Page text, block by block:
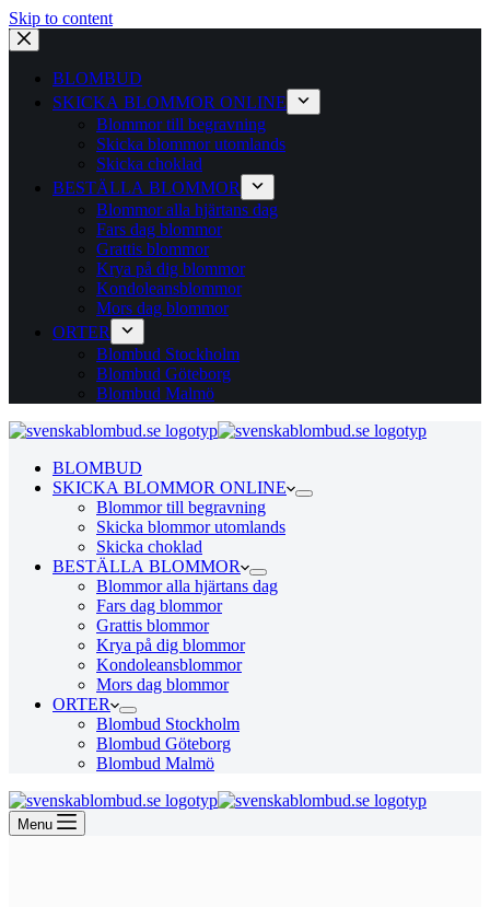
Skip to content
BLOMBUD
SKICKA BLOMMOR ONLINE
Blommor till begravning
Skicka blommor utomlands
Skicka choklad
BESTÄLLA BLOMMOR
Blommor alla hjärtans dag
Fars dag blommor
Grattis blommor
Krya på dig blommor
Kondoleansblommor
Mors dag blommor
ORTER
Blombud Stockholm
Blombud Göteborg
Blombud Malmö
BLOMBUD
SKICKA BLOMMOR ONLINE
Blommor till begravning
Skicka blommor utomlands
Skicka choklad
BESTÄLLA BLOMMOR
Blommor alla hjärtans dag
Fars dag blommor
Grattis blommor
Krya på dig blommor
Kondoleansblommor
Mors dag blommor
ORTER
Blombud Stockholm
Blombud Göteborg
Blombud Malmö
Menu